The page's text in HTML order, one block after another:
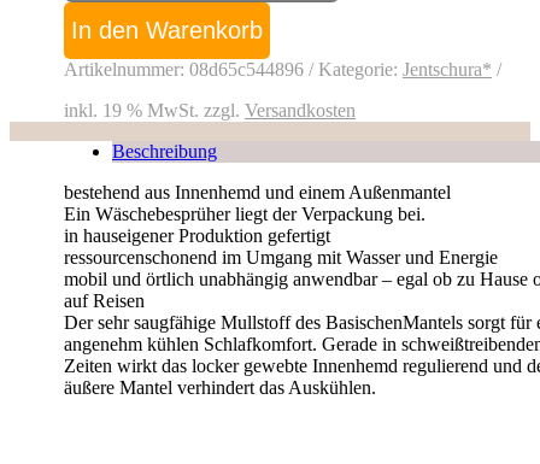
Größe
(126-
cm)
In den Warenkorb
Artikelnummer: 08d65c544896 Kategorie: Jentschura*
inkl. 19 % MwSt. zzgl. Versandkosten
Beschreibung
bestehend aus Innenhemd und einem Außenmantel
Ein Wäschebesprüher liegt der Verpackung bei.
in hauseigener Produktion gefertigt
ressourcenschonend im Umgang mit Wasser und Energie
mobil und örtlich unabhängig anwendbar – egal ob zu Hause
auf Reisen
Der sehr saugfähige Mullstoff des BasischenMantels sorgt für
angenehm kühlen Schlafkomfort. Gerade in
Zeiten wirkt das locker gewebte Innenhemd regulierend und
äußere Mantel verhindert das Auskühlen.